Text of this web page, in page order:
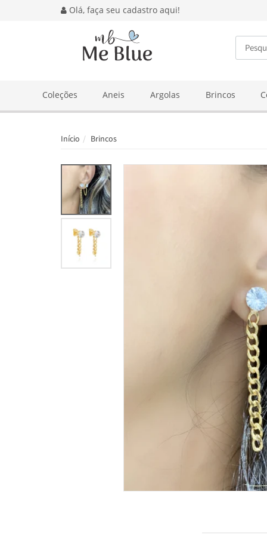
Olá, faça seu cadastro aqui!
BUSCA
Coleções Aneis Argolas Brincos
Início Brincos